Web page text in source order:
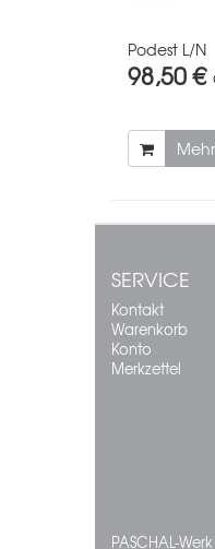
Podest L/N
98,50 €
SERVICE
Kontakt
Warenkorb
Konto
Merkzettel
PASCHAL-